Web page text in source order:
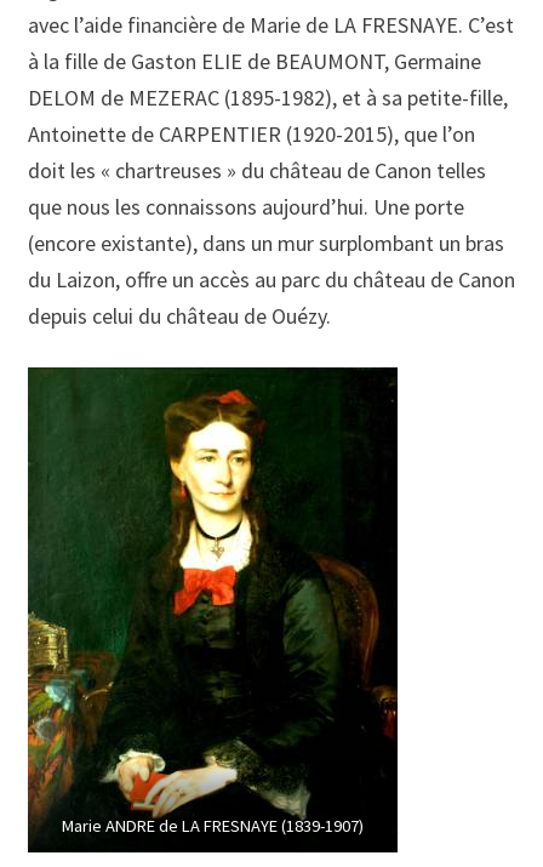
avec l’aide financière de Marie de LA FRESNAYE. C’est
à la fille de Gaston ELIE de BEAUMONT, Germaine
DELOM de MEZERAC (1895-1982), et à sa petite-fille,
Antoinette de CARPENTIER (1920-2015), que l’on
doit les « chartreuses » du château de Canon telles
que nous les connaissons aujourd’hui. Une porte
(encore existante), dans un mur surplombant un bras
du Laizon, offre un accès au parc du château de Canon
depuis celui du château de Ouézy.
Marie ANDRE de LA FRESNAYE (1839-1907)